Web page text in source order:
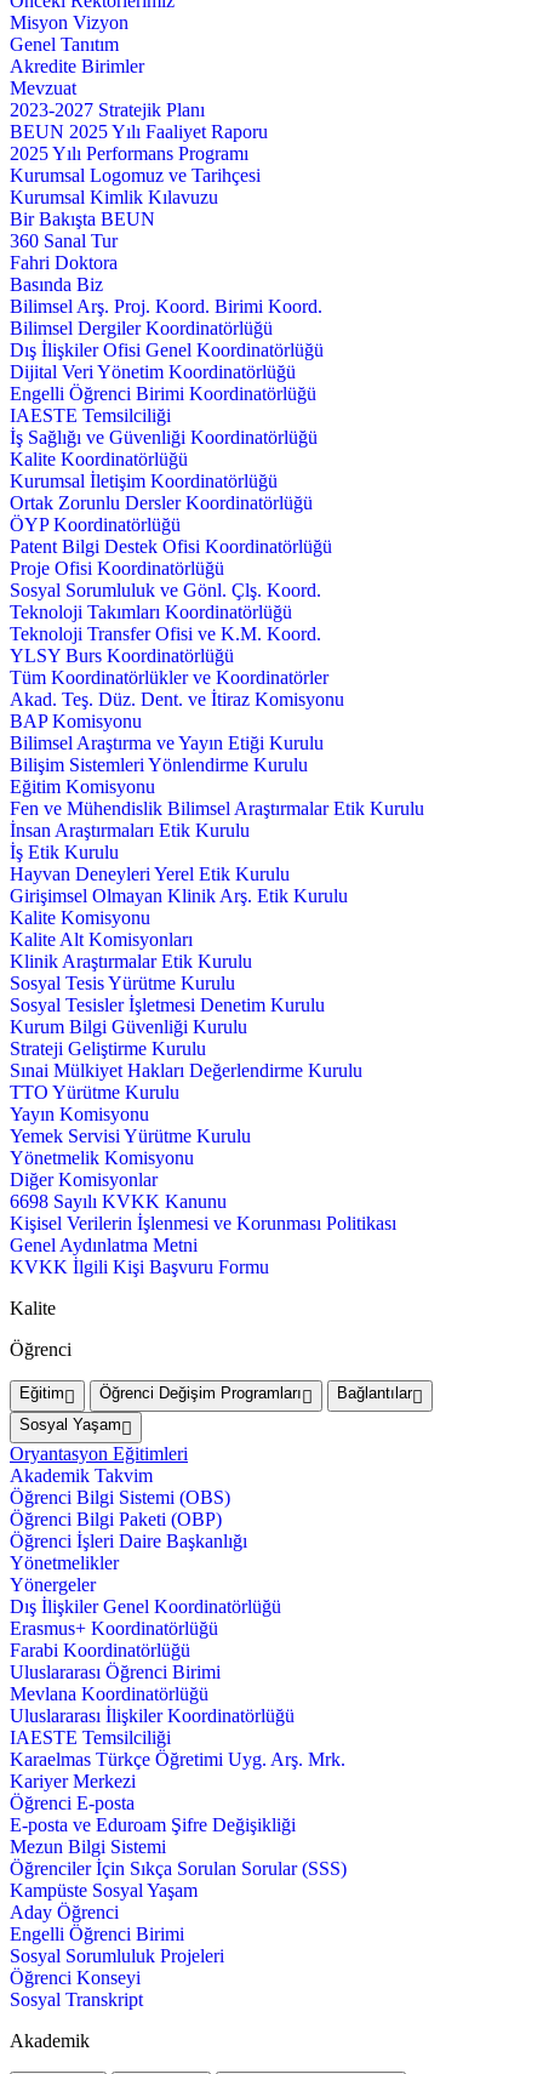
Misyon Vizyon
Genel Tanıtım
Akredite Birimler
Mevzuat
2023-2027 Stratejik Planı
BEUN 2025 Yılı Faaliyet Raporu
2025 Yılı Performans Programı
Kurumsal Logomuz ve Tarihçesi
Kurumsal Kimlik Kılavuzu
Bir Bakışta BEUN
360 Sanal Tur
Fahri Doktora
Basında Biz
Bilimsel Arş. Proj. Koord. Birimi Koord.
Bilimsel Dergiler Koordinatörlüğü
Dış İlişkiler Ofisi Genel Koordinatörlüğü
Dijital Veri Yönetim Koordinatörlüğü
Engelli Öğrenci Birimi Koordinatörlüğü
IAESTE Temsilciliği
İş Sağlığı ve Güvenliği Koordinatörlüğü
Kalite Koordinatörlüğü
Kurumsal İletişim Koordinatörlüğü
Ortak Zorunlu Dersler Koordinatörlüğü
ÖYP Koordinatörlüğü
Patent Bilgi Destek Ofisi Koordinatörlüğü
Proje Ofisi Koordinatörlüğü
Sosyal Sorumluluk ve Gönl. Çlş. Koord.
Teknoloji Takımları Koordinatörlüğü
Teknoloji Transfer Ofisi ve K.M. Koord.
YLSY Burs Koordinatörlüğü
Tüm Koordinatörlükler ve Koordinatörler
Akad. Teş. Düz. Dent. ve İtiraz Komisyonu
BAP Komisyonu
Bilimsel Araştırma ve Yayın Etiği Kurulu
Bilişim Sistemleri Yönlendirme Kurulu
Eğitim Komisyonu
Fen ve Mühendislik Bilimsel Araştırmalar Etik Kurulu
İnsan Araştırmaları Etik Kurulu
İş Etik Kurulu
Hayvan Deneyleri Yerel Etik Kurulu
Girişimsel Olmayan Klinik Arş. Etik Kurulu
Kalite Komisyonu
Kalite Alt Komisyonları
Klinik Araştırmalar Etik Kurulu
Sosyal Tesis Yürütme Kurulu
Sosyal Tesisler İşletmesi Denetim Kurulu
Kurum Bilgi Güvenliği Kurulu
Strateji Geliştirme Kurulu
Sınai Mülkiyet Hakları Değerlendirme Kurulu
TTO Yürütme Kurulu
Yayın Komisyonu
Yemek Servisi Yürütme Kurulu
Yönetmelik Komisyonu
Diğer Komisyonlar
6698 Sayılı KVKK Kanunu
Kişisel Verilerin İşlenmesi ve Korunması Politikası
Genel Aydınlatma Metni
KVKK İlgili Kişi Başvuru Formu
Kalite
Öğrenci
Eğitim Öğrenci Değişim Programları
Bağlantılar
Sosyal Yaşam
Oryantasyon Eğitimleri
Akademik Takvim
Öğrenci Bilgi Sistemi (OBS)
Öğrenci Bilgi Paketi (OBP)
Öğrenci İşleri Daire Başkanlığı
Yönetmelikler
Yönergeler
Dış İlişkiler Genel Koordinatörlüğü
Erasmus+ Koordinatörlüğü
Farabi Koordinatörlüğü
Uluslararası Öğrenci Birimi
Mevlana Koordinatörlüğü
Uluslararası İlişkiler Koordinatörlüğü
IAESTE Temsilciliği
Karaelmas Türkçe Öğretimi Uyg. Arş. Mrk.
Kariyer Merkezi
Öğrenci E-posta
E-posta ve Eduroam Şifre Değişikliği
Mezun Bilgi Sistemi
Öğrenciler İçin Sıkça Sorulan Sorular (SSS)
Kampüste Sosyal Yaşam
Aday Öğrenci
Engelli Öğrenci Birimi
Sosyal Sorumluluk Projeleri
Öğrenci Konseyi
Sosyal Transkript
Akademik